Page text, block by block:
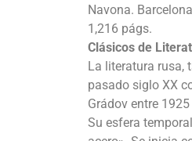
Navona.
1,216 págs.
Clásicos de
La literatura rusa,
pasado siglo XX
Grádov entre
Su esfera